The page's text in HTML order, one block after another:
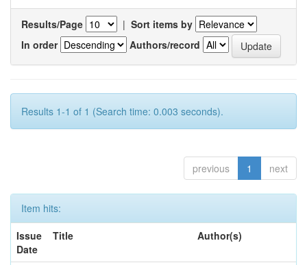
Results/Page | Sort items by
In order
Authors/record
Results 1-1 of 1 (Search time: 0.003 seconds).
previous 1 next
Item hits:
Issue
Date
Title Author(s)